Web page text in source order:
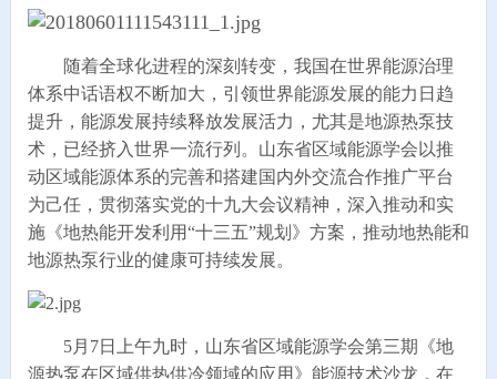
随着全球化进程的深刻转变，我国在世界能源治理
体系中话语权不断加大，引领世界能源发展的能力日趋
提升，能源发展持续释放发展活力，尤其是地源热泵技
术，已经挤入世界一流行列。山东省区域能源学会以推
动区域能源体系的完善和搭建国内外交流合作推广平台
为己任，贯彻落实党的十九大会议精神，深入推动和实
施《地热能开发利用“十三五”规划》方案，推动地热能和
地源热泵行业的健康可持续发展。
5月7日上午九时，山东省区域能源学会第三期《地
源热泵在区域供热供冷领域的应用》能源技术沙龙，在